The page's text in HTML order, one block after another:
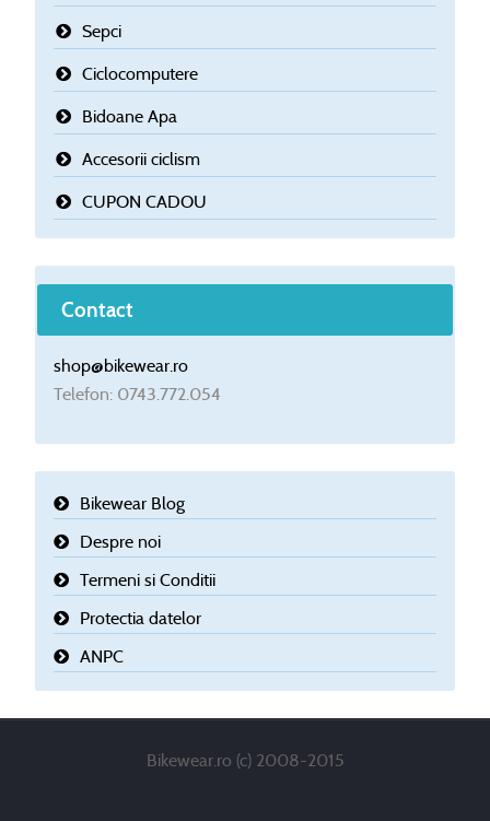
Sepci
Ciclocomputere
Bidoane Apa
Accesorii ciclism
CUPON CADOU
Contact
shop@bikewear.ro
Telefon: 0743.772.054
Bikewear Blog
Despre noi
Termeni si Conditii
Protectia datelor
ANPC
Bikewear.ro (c) 2008-2015